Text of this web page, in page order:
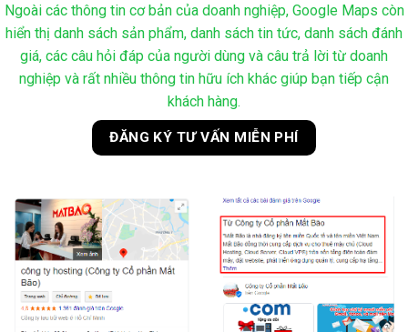
Ngoài các thông tin cơ bản của doanh nghiệp, Google Maps còn
hiển thị danh sách sản phẩm, danh sách tin tức, danh sách đánh
giá, các câu hỏi đáp của người dùng và câu trả lời từ doanh
nghiệp và rất nhiều thông tin hữu ích khác giúp bạn tiếp cận
khách hàng.
ĐĂNG KÝ TƯ VẤN MIỄN PHÍ